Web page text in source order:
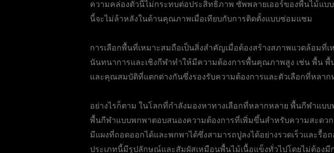
ความคล่องตัวนี้ไม่กระทบต่อประสิทธิภาพ ซัพพลายเออร์ของพื้นไม้แบ
นี้จะไม่ล้าหลังในด้านคุณภาพเมื่อเทียบกับการติดตั้งแบบซ่อมแซม
การเลือกพื้นที่เหมาะสมถือเป็นสิ่งสำคัญเมื่อต้องสร้างสภาพแวดล้อมที่
นันทนาการและเชิงกีฬาทำให้มีความต้องการพื้นคุณภาพสูง เช่น พื้น
และคุณสมบัติที่แตกต่างกันซึ่งรองรับความต้องการและตัวเลือกที่หลาก
อย่างไรก็ตาม ในโลกที่กำลังมองหาทางเลือกที่หลากหลาย พื้นกีฬาแ
พื้นกีฬาแบบพกพาตอบสนองความต้องการที่เพิ่มขึ้นสำหรับความสะดว
มีแผงที่ถอดออกได้และพกพาได้ซึ่งสามารถปูลงได้อย่างรวดเร็วและรื้
ประเภทนี้มีรูปลักษณ์และสัมผัสเหมือนพื้นไม้เนื้อแข็งทั่วไปโดยไม่ต้องมี